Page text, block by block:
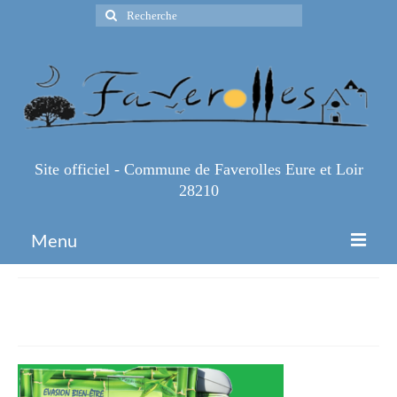
Rechercher
:
Site officiel - Commune de Faverolles Eure et Loir
28210
Menu
Infos Pratiques